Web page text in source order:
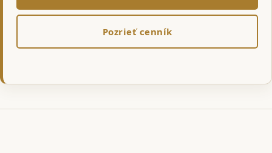
Pozrieť cenník